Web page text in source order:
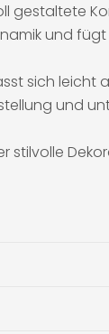
gestaltete
und
sich leicht
und
stilvolle